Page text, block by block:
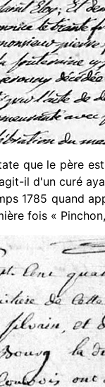
que le père
il d'un curé
1785 quand
fois «